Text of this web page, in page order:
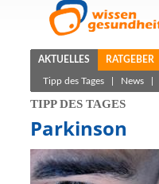
AKTUELLES RATGEBER
Tipp des Tages News
TIPP DES TAGES
Parkinson